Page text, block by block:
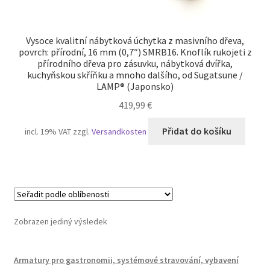
Vysoce kvalitní nábytková úchytka z masivního dřeva,
povrch: přírodní, 16 mm (0,7″) SMRB16. Knoflík rukojeti z
přírodního dřeva pro zásuvku, nábytková dvířka,
kuchyňskou skříňku a mnoho dalšího, od Sugatsune /
LAMP® (Japonsko)
419,99 €
incl. 19% VAT zzgl.Versandkosten Přidat do košíku
Zobrazen jediný výsledek
Armatury pro gastronomii, systémové stravování, vybavení